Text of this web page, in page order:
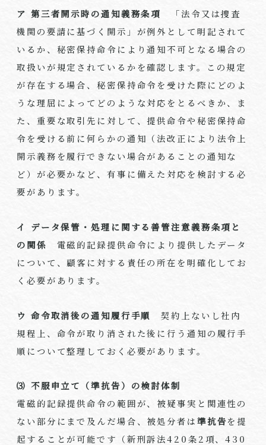
ア 第三者開示時の通知義務条項
「法令又は捜査
機関の要請に基づく開示」が例外として明記されて
いるか、秘密保持命令により通知不可となる場合の
取扱いが規定されているかを確認します。この規定
が存在する場合、秘密保持命令を受けた際にどのよ
うな理屈によってどのような対応をとるべきか、ま
た、重要な取引先に対して、提供命令や秘密保持命
令を受ける前に何らかの通知（法改正により法令上
開示義務を履行できない場合があることの通知な
ど）が必要かなど、有事に備えた対応を検討する必
要があります。
イ データ保管・処理に関する善管注意義務条項と
の関係 電磁的記録提供命令により提供したデータ
について、顧客に対する責任の所在を明確化してお
く必要があります。
ウ 命令取消後の通知履行手順
契約上ないし社内
規程上、命令が取り消された後に行う通知の履行手
順について整理しておく必要があります。
⑶ 不服申立て（準抗告）の検討体制
電磁的記録提供命令の範囲が、被疑事実と関連性の
ない部分にまで及んだ場合、被処分者は準抗告を提
起することが可能です（新刑訴法420条2項、430